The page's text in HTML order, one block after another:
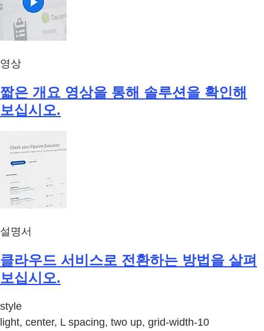
영상
짧은 개요 영상을 통해 솔루션을 확인해
보십시오.
설명서
클라우드 서비스로 전환하는 방법을 살펴
보십시오.
style
light, center, L spacing, two up, grid-width-10